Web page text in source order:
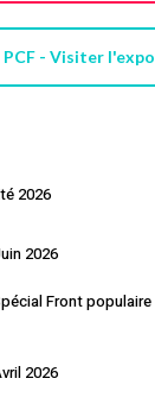
vide.
- Visiter l'expo
2026
2026
Front populaire
2026